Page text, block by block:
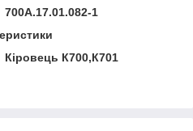
700А.17.01.082-1
Кіровець К700,К701